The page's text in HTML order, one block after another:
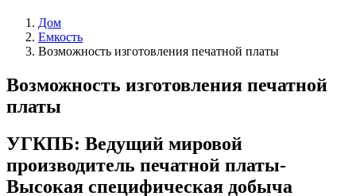
Дом
Емкость
Возможность изготовления печатной платы
Возможность изготовления печатной
платы
УГКПБ: Ведущий мировой
производитель печатной платы-
Высокая специфическая добыча